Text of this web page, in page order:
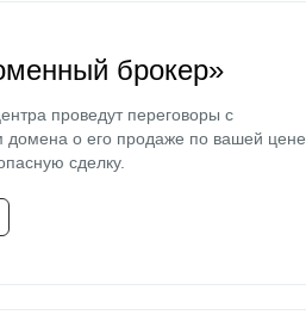
брокер»
проведут переговоры с
домена о его продаже по вашей цене
сделку.